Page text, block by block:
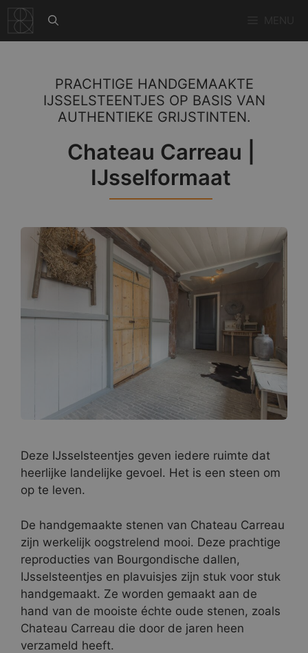
naar
de
PRACHTIGE HANDGEMAAKTE
IJSSELSTEENTJES OP BASIS VAN
AUTHENTIEKE GRIJSTINTEN.
Chateau Carreau |
IJsselformaat
Deze IJsselsteentjes geven iedere ruimte dat
heerlijke landelijke gevoel. Het is een steen om
op te leven.
De handgemaakte stenen van Chateau Carreau
zijn werkelijk oogstrelend mooi. Deze prachtige
reproducties van Bourgondische dallen,
IJsselsteentjes en plavuisjes zijn stuk voor stuk
handgemaakt. Ze worden gemaakt aan de
hand van de mooiste échte oude stenen, zoals
Chateau Carreau die door de jaren heen
verzameld heeft.